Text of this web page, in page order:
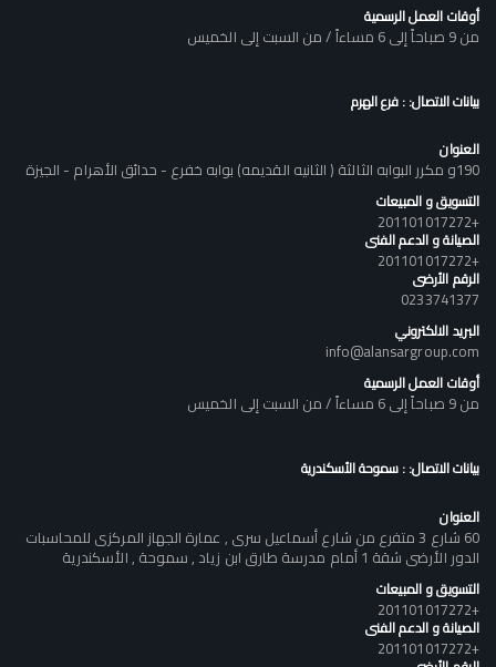
أوقات العمل الرسمية
من 9 صباحاً إلى 6 مساءاً / من السبت إلى الخميس
بيانات الاتصال: : فرع الهرم
العنوان
190و مكرر البوابه الثالثة ( الثانيه القديمه) بوابه خفرع - حدائق الأهرام - الجيزة
التسويق و المبيعات
+201101017272
الصيانة و الدعم الفنى
+201101017272
الرقم الأرضى
0233741377
البريد الالكتروني
info@alansargroup.com
أوقات العمل الرسمية
من 9 صباحاً إلى 6 مساءاً / من السبت إلى الخميس
بيانات الاتصال: : سموحة الأسكندرية
العنوان
60 شارع 3 متفرع من شارع أسماعيل سرى , عمارة الجهاز المركزى للمحاسبات
الدور الأرضى شقة 1 أمام مدرسة طارق ابن زياد , سموحة , الأسكندرية
التسويق و المبيعات
+201101017272
الصيانة و الدعم الفنى
+201101017272